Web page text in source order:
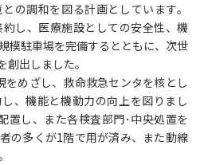
の調和を図る計画としています。
し、医療施設としての安全性、機
模駐車場を完備するとともに、次世
出しました。
をめざし、救命救急センタを核とし
、機能と機動力の向上を図りまし
置し、また各検査部門･中央処置を
の多くが1階で用が済み、また動線